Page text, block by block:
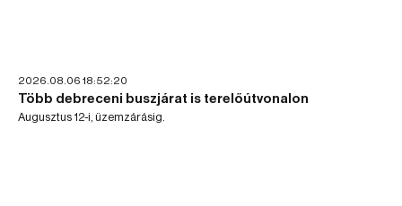
2026.08.06 18:52:20
Több debreceni buszjárat is terelőútvonalon
Augusztus 12-i, üzemzárásig.